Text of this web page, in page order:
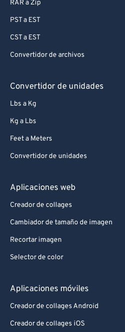
RAR a Zip
PST a EST
CST a EST
Convertidor de archivos
Convertidor de unidades
Lbs a Kg
Kg a Lbs
Feet a Meters
Convertidor de unidades
Aplicaciones web
Creador de collages
Cambiador de tamaño de imagen
Recortar imagen
Selector de color
Aplicaciones móviles
Creador de collages Android
Creador de collages iOS